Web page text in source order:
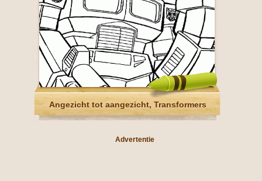
Angezicht tot aangezicht, Transformers
Advertentie